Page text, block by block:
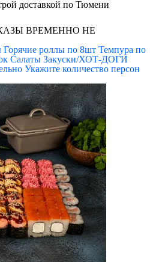
доставкой по Тюмени
ВРЕМЕННО НЕ
Горячие роллы по 8шт Темпура по
Салаты Закуски/ХОТ-ДОГИ
Укажите количество персон